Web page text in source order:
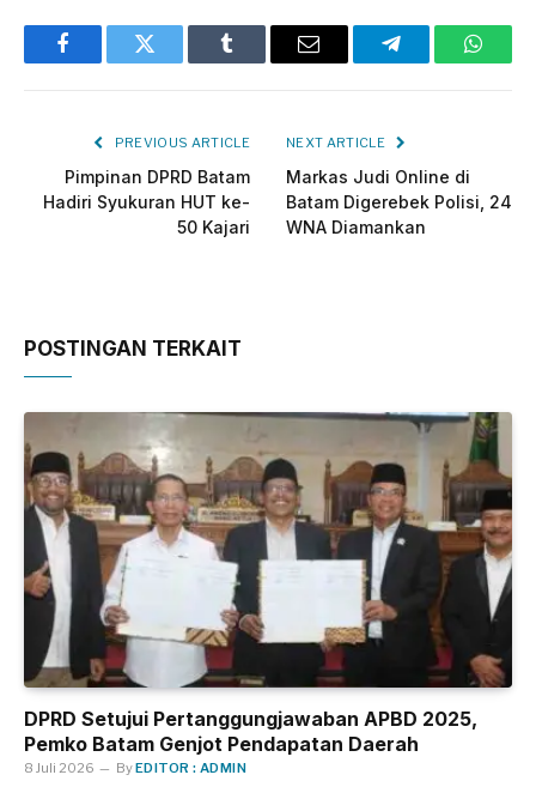
FacebookTwitter Tumblr Email Telegram
PREVIOUS ARTICLE
Pimpinan DPRD Batam
Hadiri Syukuran HUT ke-
50 Kajari
NEXT ARTICLE
Markas Judi Online di
Batam Digerebek Polisi, 24
WNA Diamankan
POSTINGAN TERKAIT
DPRD Setujui Pertanggungjawaban APBD 2025,
Pemko Batam Genjot Pendapatan Daerah
8 Juli 2026 ByEDITOR : ADMIN